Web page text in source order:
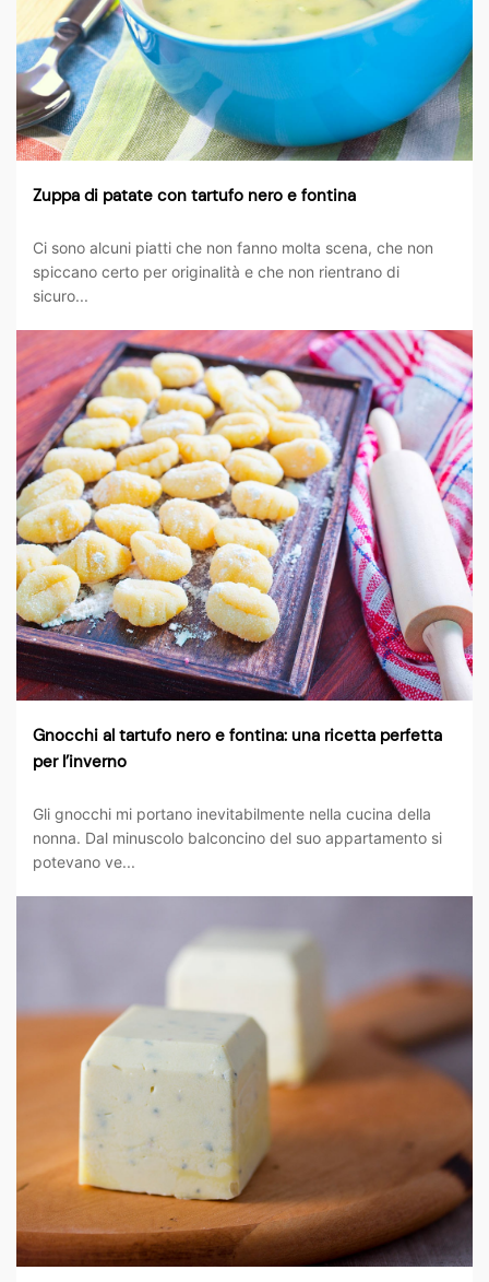
Zuppa di patate con tartufo nero e fontina
Ci sono alcuni piatti che non fanno molta scena, che non
spiccano certo per originalità e che non rientrano di
sicuro...
Gnocchi al tartufo nero e fontina: una ricetta perfetta
per l’inverno
Gli gnocchi mi portano inevitabilmente nella cucina della
nonna. Dal minuscolo balconcino del suo appartamento si
potevano ve...